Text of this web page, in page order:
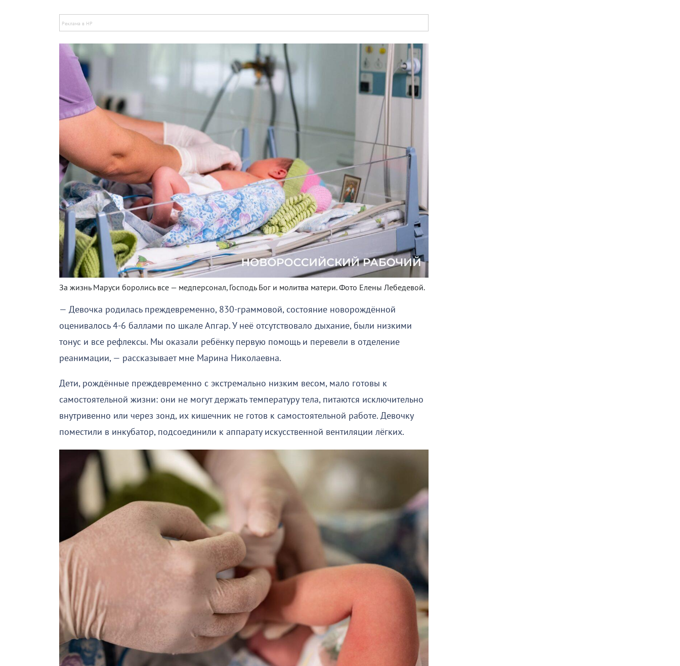
За жизнь Маруси боролись все — медперсонал, Господь Бог и молитва матери. Фото Елены Лебедевой.
— Девочка родилась преждевременно, 830-граммовой, состояние новорождённой
оценивалось 4-6 баллами по шкале Апгар. У неё отсутствовало дыхание, были низкими
тонус и все рефлексы. Мы оказали ребёнку первую помощь и перевели в отделение
реанимации, — рассказывает мне Марина Николаевна.
Дети, рождённые преждевременно с экстремально низким весом, мало готовы к
самостоятельной жизни: они не могут держать температуру тела, питаются исключительно
внутривенно или через зонд, их кишечник не готов к самостоятельной работе. Девочку
поместили в инкубатор, подсоединили к аппарату искусственной вентиляции лёгких.